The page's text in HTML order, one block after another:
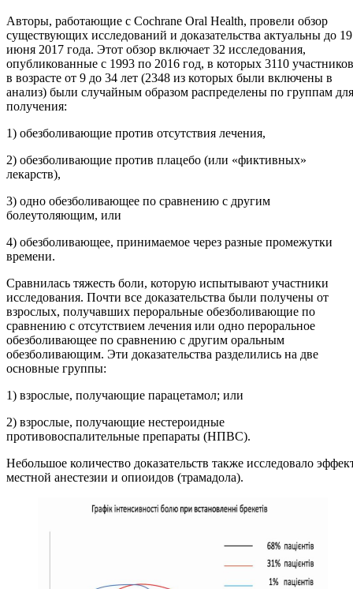
Авторы, работающие с Cochrane Oral Health, провели обзор
существующих исследований и доказательства актуальны до 19
июня 2017 года. Этот обзор включает 32 исследования,
опубликованные с 1993 по 2016 год, в которых 3110 участников
в возрасте от 9 до 34 лет (2348 из которых были включены в
анализ) были случайным образом распределены по группам для
получения:
1) обезболивающие против отсутствия лечения,
2) обезболивающие против плацебо (или «фиктивных»
лекарств),
3) одно обезболивающее по сравнению с другим
болеутоляющим, или
4) обезболивающее, принимаемое через разные промежутки
времени.
Сравнилась тяжесть боли, которую испытывают участники
исследования. Почти все доказательства были получены от
взрослых, получавших пероральные обезболивающие по
сравнению с отсутствием лечения или одно пероральное
обезболивающее по сравнению с другим оральным
обезболивающим. Эти доказательства разделились на две
основные группы:
1) взрослые, получающие парацетамол; или
2) взрослые, получающие нестероидные
противовоспалительные препараты (НПВС).
Небольшое количество доказательств также исследовало
местной анестезии и опиоидов (трамадола).